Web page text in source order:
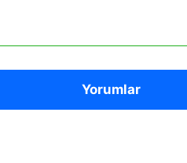
Yorumlar